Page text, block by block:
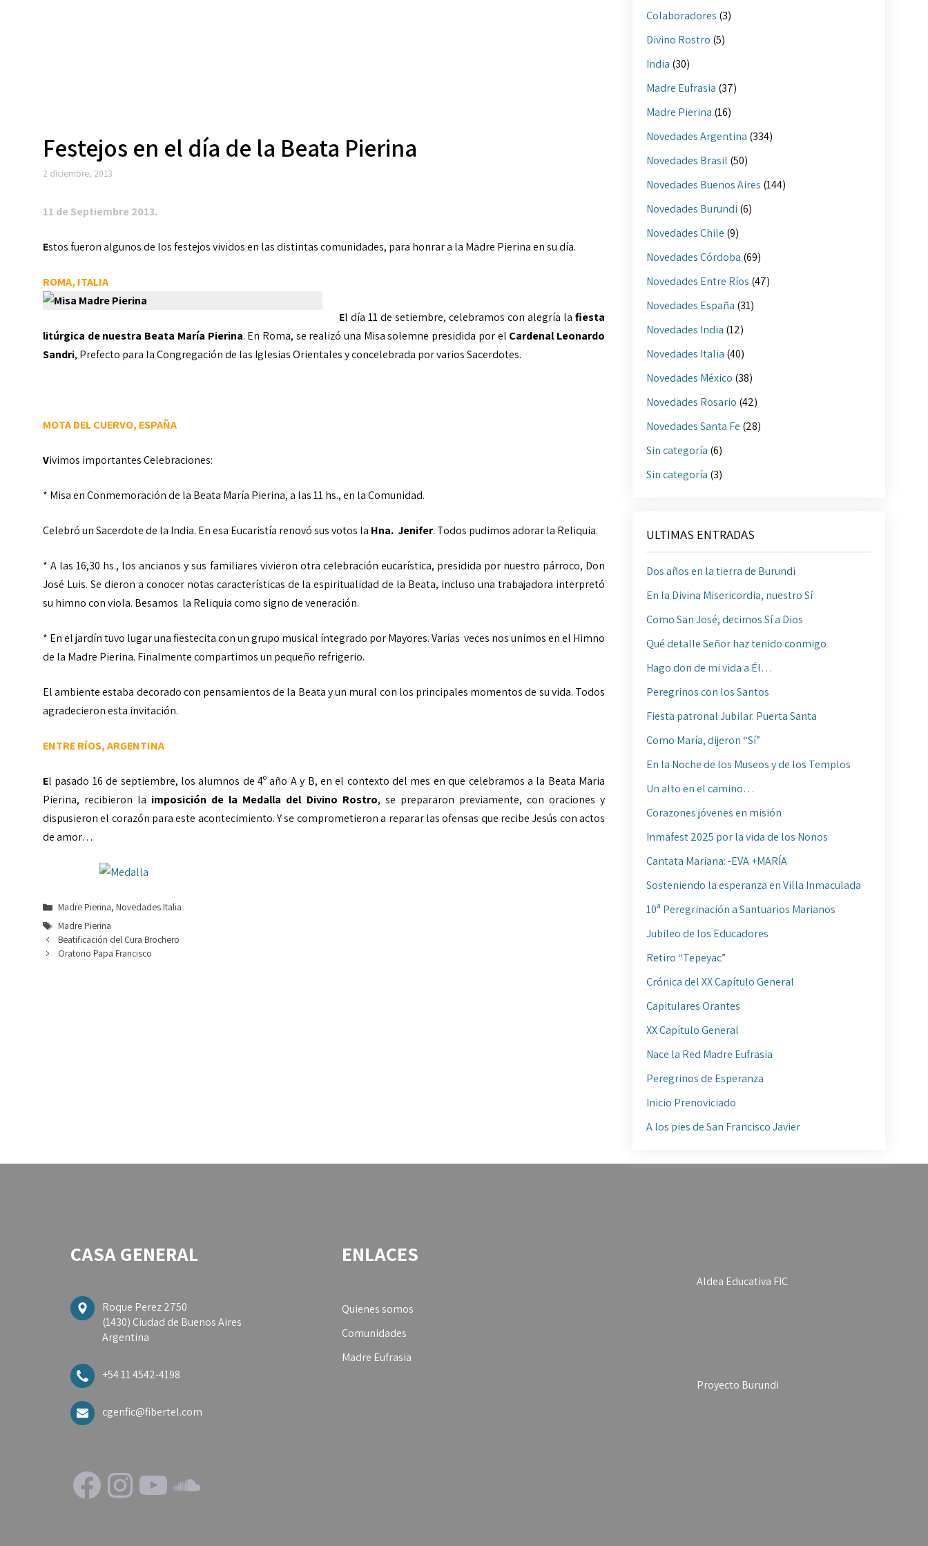
Festejos en el día de la Beata Pierina
2 diciembre, 2013
11 de Septiembre 2013.
Estos fueron algunos de los festejos vividos en las distintas comunidades, para honrar a la Madre Pierina en su día.
ROMA, ITALIA
El día 11 de setiembre, celebramos con alegría la fiesta
litúrgica de nuestra Beata María Pierina. En Roma, se realizó una Misa solemne presidida por el Cardenal Leonardo
Sandri, Prefecto para la Congregación de las Iglesias Orientales y concelebrada por varios Sacerdotes.
MOTA DEL CUERVO, ESPAÑA
Vivimos importantes Celebraciones:
* Misa en Conmemoración de la Beata María Pierina, a las 11 hs., en la Comunidad.
Celebró un Sacerdote de la India. En esa Eucaristía renovó sus votos la Hna. Jenifer. Todos pudimos adorar la Reliquia.
* A las 16,30 hs., los ancianos y sus familiares vivieron otra celebración eucarística, presidida por nuestro párroco, Don
José Luis. Se dieron a conocer notas características de la espiritualidad de la Beata, incluso una trabajadora interpretó
su himno con viola. Besamos la Reliquia como signo de veneración.
* En el jardín tuvo lugar una fiestecita con un grupo musical íntegrado por Mayores. Varias veces nos unimos en el Himno
de la Madre Pierina. Finalmente compartimos un pequeño refrigerio.
El ambiente estaba decorado con pensamientos de la Beata y un mural con los principales momentos de su vida. Todos
agradecieron esta invitación.
ENTRE RÍOS, ARGENTINA
El pasado 16 de septiembre, los alumnos de 4º año A y B, en el contexto del mes en que celebramos a la Beata Maria
Pierina, recibieron la imposición de la Medalla del Divino Rostro, se prepararon previamente, con oraciones y
dispusieron el corazón para este acontecimiento. Y se comprometieron a reparar las ofensas que recibe Jesús con actos
de amor…
Categorías
Madre Pierina, Novedades Italia
Etiquetas
Madre Pierina
Beatificación del Cura Brochero
Oratorio Papa Francisco
Colaboradores (3)
Divino Rostro (5)
India (30)
Madre Eufrasia (37)
Madre Pierina (16)
Novedades Argentina (334)
Novedades Brasil (50)
Novedades Buenos Aires (144)
Novedades Burundi (6)
Novedades Chile (9)
Novedades Córdoba (69)
Novedades Entre Ríos (47)
Novedades España (31)
Novedades India (12)
Novedades Italia (40)
Novedades México (38)
Novedades Rosario (42)
Novedades Santa Fe (28)
Sin categoría (6)
Sin categoría (3)
ULTIMAS ENTRADAS
Dos años en la tierra de Burundi
En la Divina Misericordia, nuestro Sí
Como San José, decimos Sí a Dios
Qué detalle Señor haz tenido conmigo
Hago don de mi vida a Él…
Peregrinos con los Santos
Fiesta patronal Jubilar. Puerta Santa
Como María, dijeron “Sí”
En la Noche de los Museos y de los Templos
Un alto en el camino…
Corazones jóvenes en misión
Inmafest 2025 por la vida de los Nonos
Cantata Mariana: -EVA +MARÍA
Sosteniendo la esperanza en Villa Inmaculada
10ª Peregrinación a Santuarios Marianos
Jubileo de los Educadores
Retiro “Tepeyac”
Crónica del XX Capítulo General
Capitulares Orantes
XX Capítulo General
Nace la Red Madre Eufrasia
Peregrinos de Esperanza
Inicio Prenoviciado
A los pies de San Francisco Javier
CASA GENERAL
Roque Perez 2750
(1430) Ciudad de Buenos Aires
Argentina
+54 11 4542-4198
cgenfic@fibertel.com
Facebook
Instagram
YouTube
SoundCloud
ENLACES
Quienes somos
Comunidades
Madre Eufrasia
Aldea Educativa FIC
Proyecto Burundi